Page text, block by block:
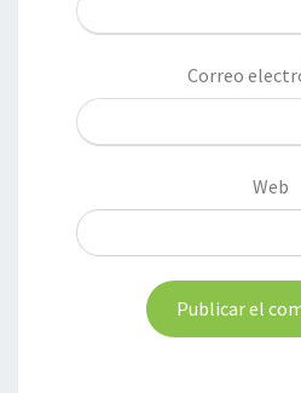
Correo
Web